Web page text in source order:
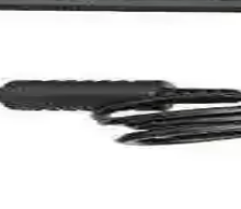
işleri için ideal, taşınabilir ve
İncelemesi ve
ve uygun fiyatıyla temel
Performanslı ve